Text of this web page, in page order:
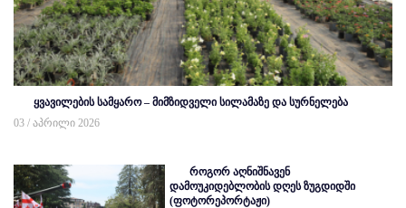
ყვავილების სამყარო – მიმზიდველი სილამაზე და სურნელება
03 / აპრილი 2026
როგორ აღნიშნავენ
დამოუკიდებლობის დღეს ზუგდიდში
(ფოტორეპორტაჟი)